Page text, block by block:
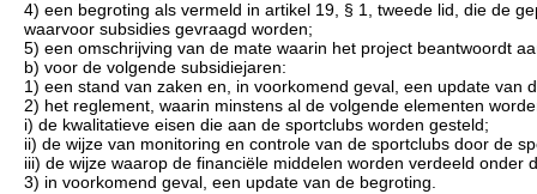
4) een begroting als vermeld in artikel 19, § 1, tweede lid, die de
waarvoor subsidies gevraagd worden;
5) een omschrijving van de mate waarin het project beantwoordt
b) voor de volgende subsidiejaren:
1) een stand van zaken en, in voorkomend geval, een update van
2) het reglement, waarin minstens al de volgende elementen
i) de kwalitatieve eisen die aan de sportclubs worden gesteld;
ii) de wijze van monitoring en controle van de sportclubs door de
iii) de wijze waarop de financiële middelen worden verdeeld onder
3) in voorkomend geval, een update van de begroting.